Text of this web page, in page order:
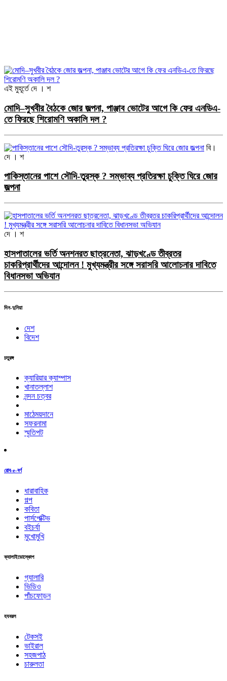
এই মুহূর্তে দে । শ
মোদি–সুখবীর বৈঠকে জোর জল্পনা, পাঞ্জাব ভোটের আগে কি ফের এনডিএ-
তে ফিরছে শিরোমণি অকালি দল ?
বি।
দে । শ
পাকিস্তানের পাশে সৌদি-তুরস্ক ? সম্ভাব্য প্রতিরক্ষা চুক্তি ঘিরে জোর
জল্পনা
দে । শ
হাসপাতালের ভর্তি অনশনরত ছাত্রনেতা, ঝাড়খণ্ডে তীব্রতর
চাকরিপ্রার্থীদের আন্দোলন ! মুখ্যমন্ত্রীর সঙ্গে সরাসরি আলোচনার দাবিতে
বিধানসভা অভিযান
দিন-দুনিয়া
দেশ
বিদেশ
চতুরঙ্গ
ক্যারিয়ার ক্যাম্পাস
খানাতল্লাশ
নন্দন চত্বর
মাঠেময়দানে
সফরনামা
স্মৃতিপট
রোব-e-বর্ণ
ধারাবাহিক
গল্প
কবিতা
পার্সপেক্টিভ
বইচর্যা
মুখোমুখি
ক্যালাইডোস্কোপ
গ্যালারি
ভিডিও
পাঁচফোড়ন
হযবরল
টেকসই
ভাইরাল
সহজপাঠ
চারুলতা